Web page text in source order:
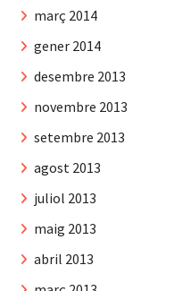
març 2014
gener 2014
desembre 2013
novembre 2013
setembre 2013
agost 2013
juliol 2013
maig 2013
abril 2013